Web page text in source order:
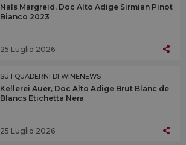
Nals Margreid, Doc Alto Adige Sirmian Pinot
Bianco 2023
25 Luglio 2026
SU I QUADERNI DI WINENEWS
Kellerei Auer, Doc Alto Adige Brut Blanc de
Blancs Etichetta Nera
25 Luglio 2026